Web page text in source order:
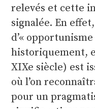
relevés et cette
signalée. En
d’«
historiquement,
XIXe siècle) est
où l’on
pour un